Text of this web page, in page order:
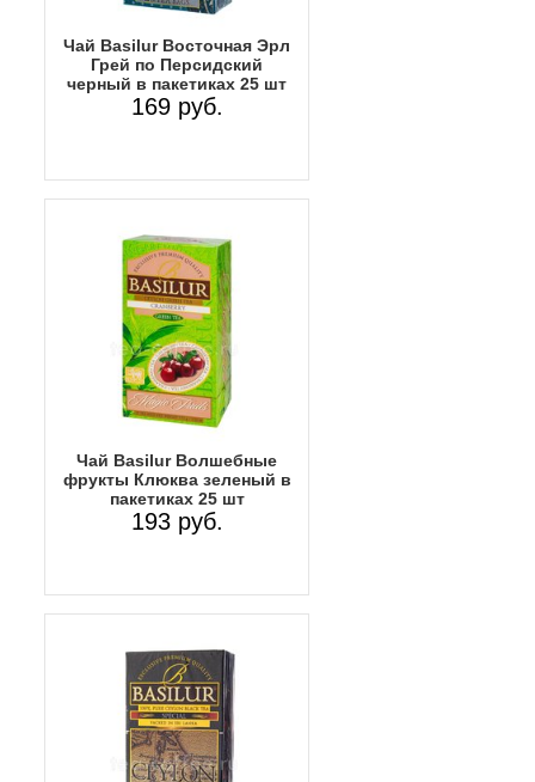
Чай Basilur Восточная Эрл
Грей по Персидский
черный в пакетиках 25 шт
169 руб.
Чай Basilur Волшебные
фрукты Клюква зеленый в
пакетиках 25 шт
193 руб.